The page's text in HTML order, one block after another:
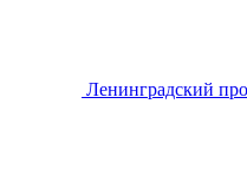
Ленинградский